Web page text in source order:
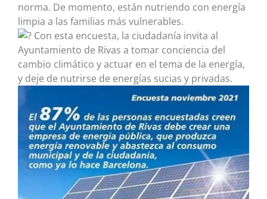
norma. De momento, están nutriendo con energía
limpia a las familias más vulnerables.
Con esta encuesta, la ciudadanía invita al
Ayuntamiento de Rivas a tomar conciencia del
cambio climático y actuar en el tema de la energía,
y deje de nutrirse de energías sucias y privadas.